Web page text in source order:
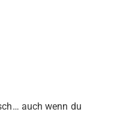
auch wenn du